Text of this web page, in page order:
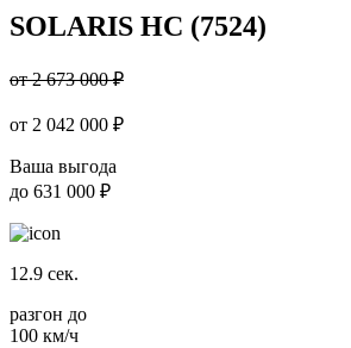
SOLARIS HC (7524)
от 2 673 000 ₽
от 2 042 000 ₽
Ваша выгода
до 631 000 ₽
12.9 сек.
разгон до
100 км/ч